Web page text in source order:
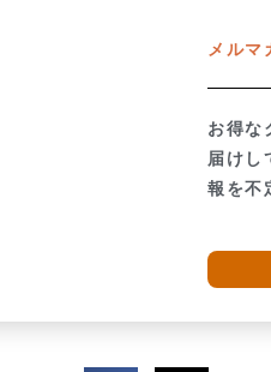
お問合せ
山形のお米食べ比べ
メルマ
お得な
届けし
報を不